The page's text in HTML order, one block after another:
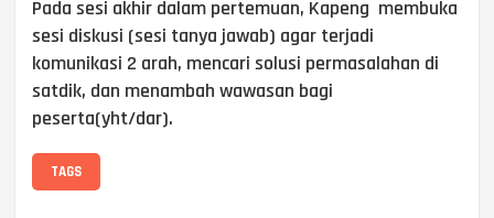
Pada sesi akhir dalam pertemuan, Kapeng membuka
sesi diskusi (sesi tanya jawab) agar terjadi
komunikasi 2 arah, mencari solusi permasalahan di
satdik, dan menambah wawasan bagi
peserta(yht/dar).
TAGS